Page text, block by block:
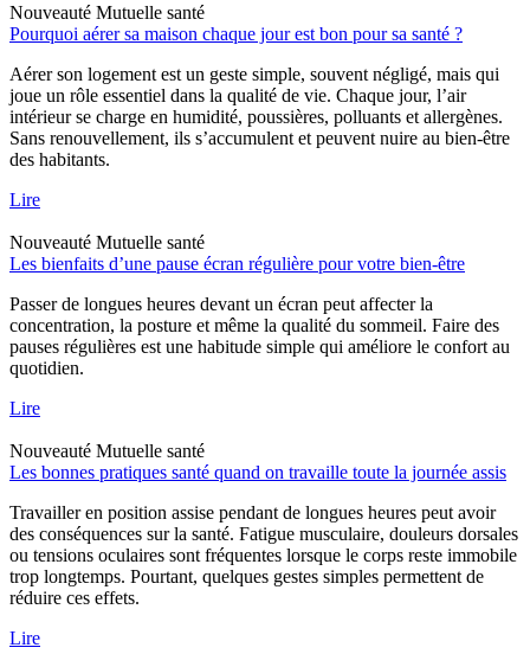
Nouveauté Mutuelle santé
Pourquoi aérer sa maison chaque jour est bon pour sa santé ?
Aérer son logement est un geste simple, souvent négligé, mais qui
joue un rôle essentiel dans la qualité de vie. Chaque jour, l’air
intérieur se charge en humidité, poussières, polluants et allergènes.
Sans renouvellement, ils s’accumulent et peuvent nuire au bien-être
des habitants.
Lire
Nouveauté Mutuelle santé
Les bienfaits d’une pause écran régulière pour votre bien-être
Passer de longues heures devant un écran peut affecter la
concentration, la posture et même la qualité du sommeil. Faire des
pauses régulières est une habitude simple qui améliore le confort au
quotidien.
Lire
Nouveauté Mutuelle santé
Les bonnes pratiques santé quand on travaille toute la journée assis
Travailler en position assise pendant de longues heures peut avoir
des conséquences sur la santé. Fatigue musculaire, douleurs dorsales
ou tensions oculaires sont fréquentes lorsque le corps reste immobile
trop longtemps. Pourtant, quelques gestes simples permettent de
réduire ces effets.
Lire